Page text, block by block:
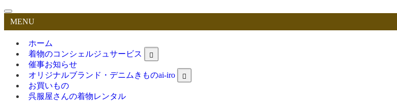
MENU
ホーム
着物のコンシェルジュサービス
催事お知らせ
オリジナルブランド・デニムきものai-iro
お買いもの
呉服屋さんの着物レンタル